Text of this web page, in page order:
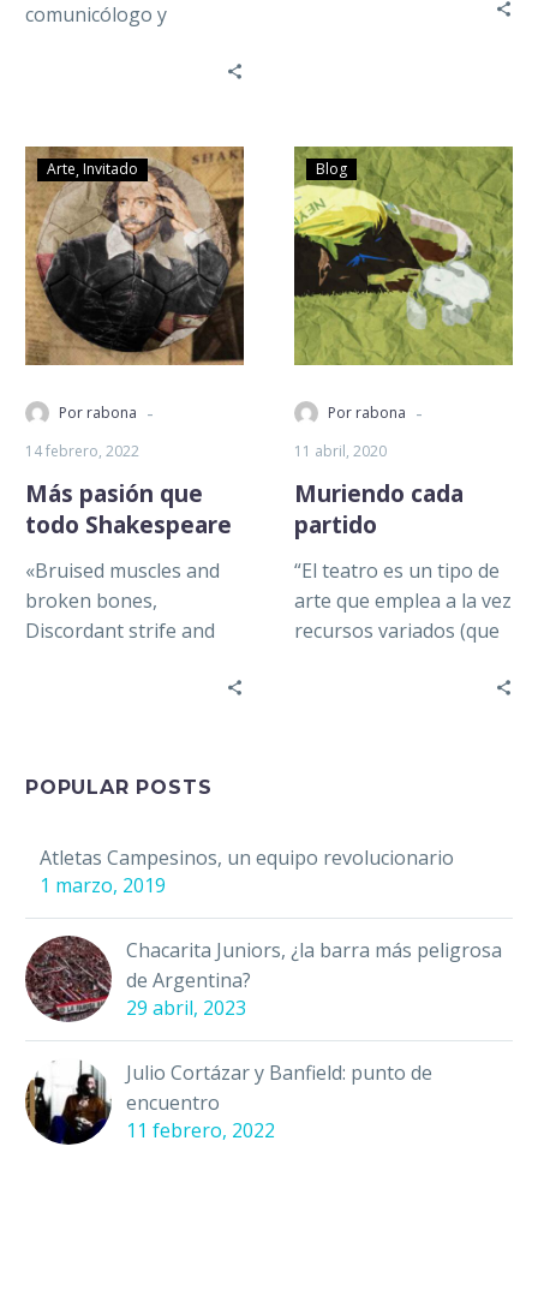
comunicólogo y
Arte Invitado
Por rabona -
14 febrero, 2022
Más pasión que
todo Shakespeare
«Bruised muscles and
broken bones,
Discordant strife and
Blog
Por rabona -
11 abril, 2020
Muriendo cada
partido
“El teatro es un tipo de
arte que emplea a la vez
recursos variados (que
POPULAR POSTS
Atletas Campesinos, un equipo revolucionario
1 marzo, 2019
Chacarita Juniors, ¿la barra más peligrosa
de Argentina?
29 abril, 2023
Julio Cortázar y Banfield: punto de
encuentro
11 febrero, 2022